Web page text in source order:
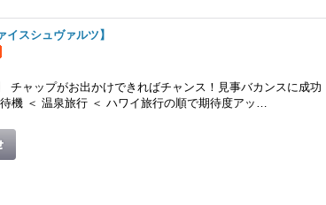
イスシュヴァルツ】
チャップがお出かけできればチャンス！見事バカンスに成功
機 ＜ 温泉旅行 ＜ ハワイ旅行の順で期待度アッ…